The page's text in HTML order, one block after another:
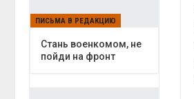
ПИСЬМА В РЕДАКЦИЮ
Cтань военкомом, не
пойди на фронт